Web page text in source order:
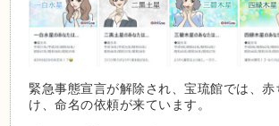
緊急事態宣言が解除され、宝琉館では、赤
け、命名の依頼が来ています。